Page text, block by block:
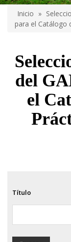
de
ayuda
Inicio
para el Catálogo
del
el
Título